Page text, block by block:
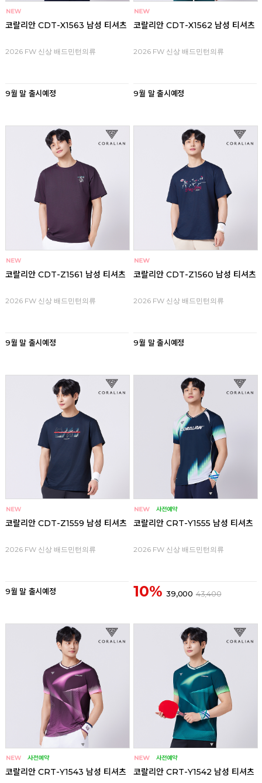
코랄리안 CDT-X1563 남성 티셔츠
2026 FW 신상 배드민턴의류
9월 말 출시예정
코랄리안 CDT-X1562 남성 티셔츠
2026 FW 신상 배드민턴의류
9월 말 출시예정
코랄리안 CDT-Z1561 남성 티셔츠
2026 FW 신상 배드민턴의류
9월 말 출시예정
코랄리안 CDT-Z1560 남성 티셔츠
2026 FW 신상 배드민턴의류
9월 말 출시예정
코랄리안 CDT-Z1559 남성 티셔츠
2026 FW 신상 배드민턴의류
9월 말 출시예정
코랄리안 CRT-Y1555 남성 티셔츠
2026 FW 신상 배드민턴의류
10% 39,000 43,400
코랄리안 CRT-Y1543 남성 티셔츠 코랄리안 CRT-Y1542 남성 티셔츠